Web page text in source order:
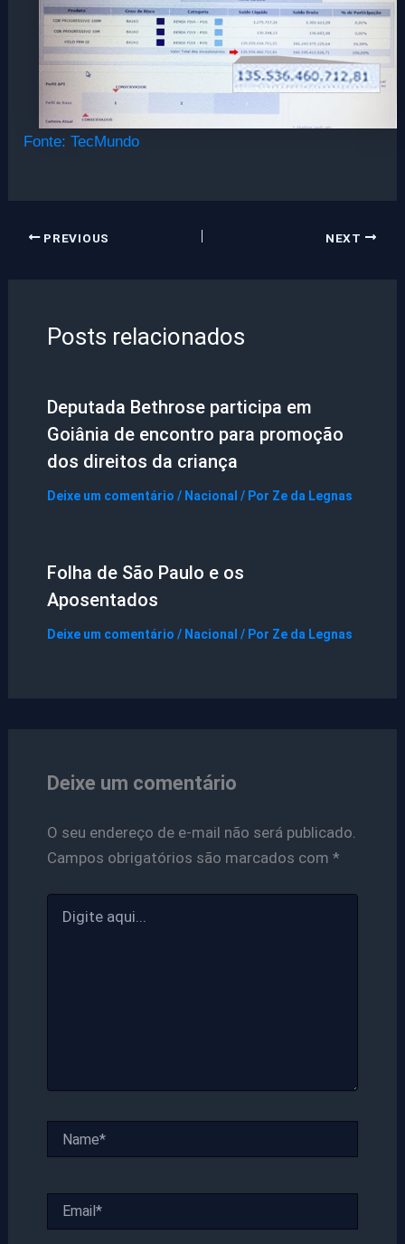
Fonte: TecMundo
PREVIOUS NEXT
Posts relacionados
Deputada Bethrose participa em
Goiânia de encontro para promoção
dos direitos da criança
Deixe um comentário / Nacional / Por Ze da Legnas
Folha de São Paulo e os
Aposentados
Deixe um comentário / Nacional / Por Ze da Legnas
Deixe um comentário
O seu endereço de e-mail não será publicado.
Campos obrigatórios são marcados com *
aqui...